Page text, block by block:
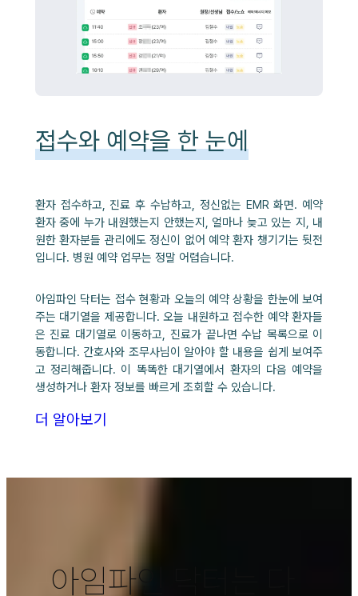
접수와 예약을 한 눈에
환자 접수하고, 진료 후 수납하고, 정신없는 EMR 화면. 예약
환자 중에 누가 내원했는지 안했는지, 얼마나 늦고 있는 지, 내
원한 환자분들 관리에도 정신이 없어 예약 환자 챙기기는 뒷전
입니다. 병원 예약 업무는 정말 어렵습니다.
아임파인 닥터는 접수 현황과 오늘의 예약 상황을 한눈에 보여
주는 대기열을 제공합니다. 오늘 내원하고 접수한 예약 환자들
은 진료 대기열로 이동하고, 진료가 끝나면 수납 목록으로 이
동합니다. 간호사와 조무사님이 알아야 할 내용을 쉽게 보여주
고 정리해줍니다. 이 똑똑한 대기열에서 환자의 다음 예약을
생성하거나 환자 정보를 빠르게 조회할 수 있습니다.
더 알아보기
아임파인 닥터는 다